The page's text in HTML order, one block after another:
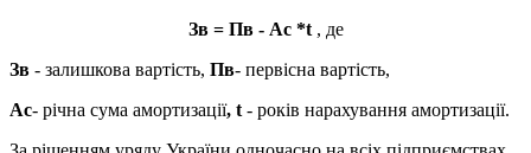
Зв = Пв - Ас *t, де
Зв - залишкова вартість, Пв- первісна вартість,
Ас- річна сума амортизації, t - років нарахування амортизації.